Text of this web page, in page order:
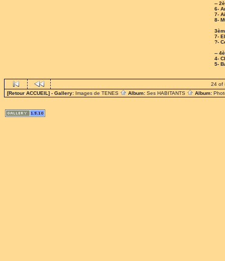
--
6-
7-
8-
7-
?-
--
4-
5-
24 of
[Retour ACCUEIL] - Gallery: Images de TENES Album: Ses HABITANTS Album: